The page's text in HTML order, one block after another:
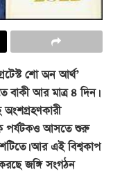
শো অন আর্থ’
বাকী আর মাত্র ৪ দিন।
পর্যটকও আসতে শুরু
আর এই বিশ্বকাপ
জঙ্গি সংগঠন